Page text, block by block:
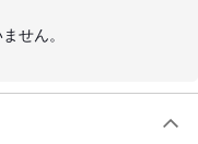
せん。